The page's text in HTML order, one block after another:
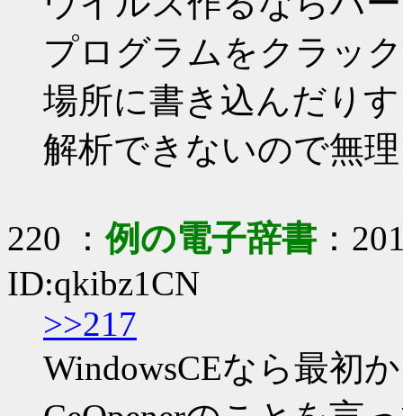
プログラムをクラッ
場所に書き込んだり
解析できないので無理
220 ：例の電子辞書 ：
ID:qkibz1CN
>>217
WindowsCEなら最初